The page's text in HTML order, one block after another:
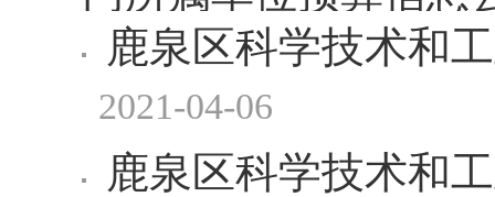
鹿泉区科学技术和
2021-04-06
鹿泉区科学技术和